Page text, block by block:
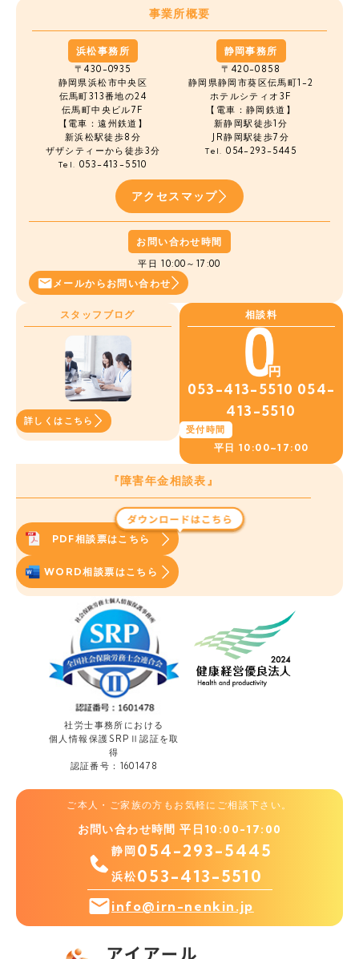
事業所概要
浜松事務所
〒430-0935
静岡県浜松市中央区
伝馬町313番地の24
伝馬町中央ビル7F
【電車：遠州鉄道】
新浜松駅徒歩8分
ザザシティーから徒歩3分
Tel. 053-413-5510
静岡事務所
〒420-0858
静岡県静岡市葵区伝馬町1-2
ホテルシティオ3F
【電車：静岡鉄道】
新静岡駅徒歩1分
JR静岡駅徒歩7分
Tel. 054-293-5445
アクセスマップ
お問い合わせ時間
平日 10:00～17:00
メールから お問い合わせ
スタッフブログ
詳しくはこちら
相談料
053-413-5510 054-
413-5510
受付時間
平日 10:00~17:00
『障害年金相談表』
PDF相談票はこちら
WORD相談票はこちら
社労士事務所における
個人情報保護SRPⅡ認証を取
得
認証番号：1601478
ご本人・ご家族の方もお気軽にご相談下さい。
お問い合わせ時間 平日10:00-17:00
静岡054-293-5445
浜松053-413-5510
info@irn-nenkin.jp